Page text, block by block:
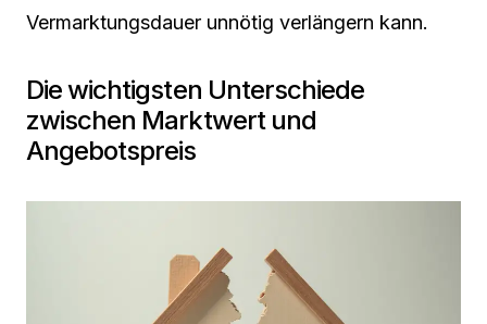
Vermarktungsdauer unnötig verlängern kann.
Die wichtigsten Unterschiede
zwischen Marktwert und
Angebotspreis